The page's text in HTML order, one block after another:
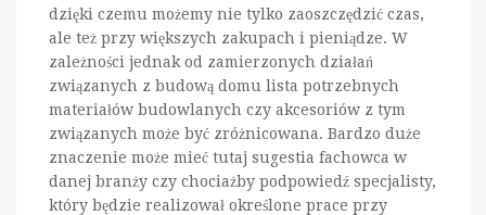
dzięki czemu możemy nie tylko zaoszczędzić czas,
ale też przy większych zakupach i pieniądze. W
zależności jednak od zamierzonych działań
związanych z budową domu lista potrzebnych
materiałów budowlanych czy akcesoriów z tym
związanych może być zróżnicowana. Bardzo duże
znaczenie może mieć tutaj sugestia fachowca w
danej branży czy chociażby podpowiedź specjalisty,
który będzie realizował określone prace przy